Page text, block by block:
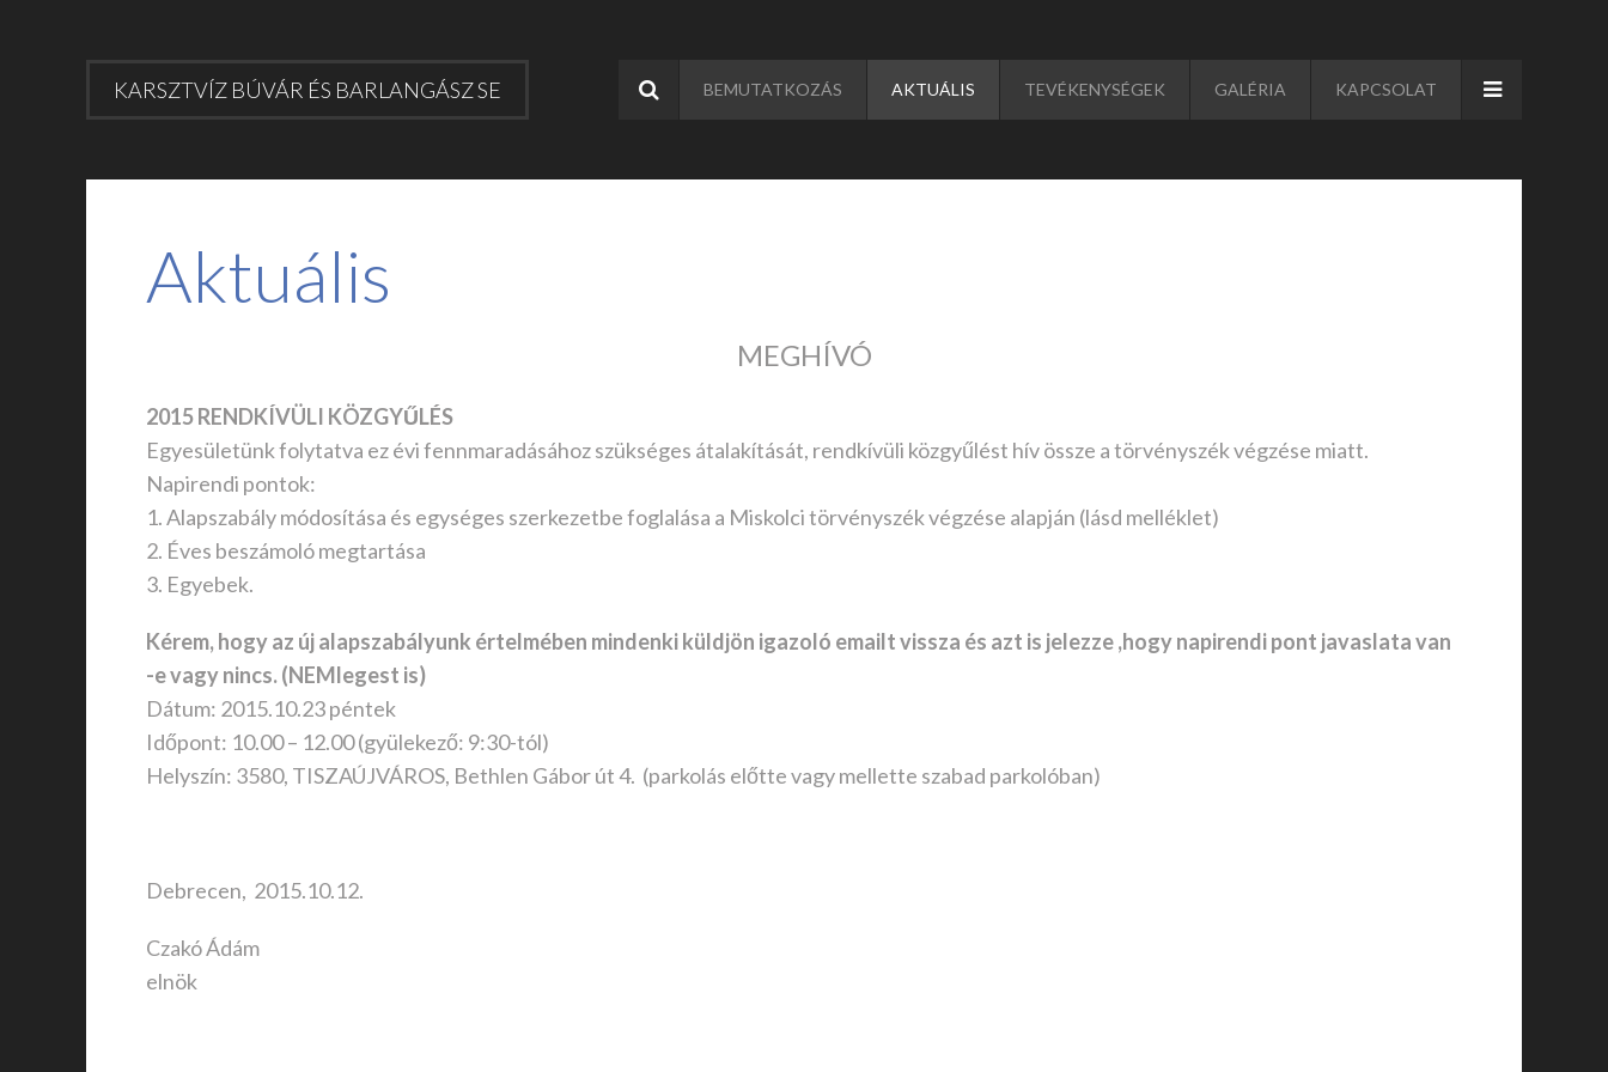
KARSZTVÍZ BÚVÁR ÉS BARLANGÁSZ SE BEMUTATKOZÁS AKTUÁLIS TEVÉKENYSÉGEK GALÉRIA KAPCSOLAT
Aktuális
MEGHÍVÓ
2015 RENDKÍVÜLI KÖZGYŰLÉS
Egyesületünk folytatva ez évi fennmaradásához szükséges átalakítását, rendkívüli közgyűlést hív össze a törvényszék végzése miatt.
Napirendi pontok:
1. Alapszabály módosítása és egységes szerkezetbe foglalása a Miskolci törvényszék végzése alapján (lásd melléklet)
2. Éves beszámoló megtartása
3. Egyebek.
Kérem, hogy az új alapszabályunk értelmében mindenki küldjön igazoló emailt vissza és azt is jelezze ,hogy napirendi pont javaslata van
-e vagy nincs. (NEMlegest is)
Dátum: 2015.10.23 péntek
Időpont: 10.00 – 12.00 (gyülekező: 9:30-tól)
Helyszín: 3580, TISZAÚJVÁROS, Bethlen Gábor út 4. (parkolás előtte vagy mellette szabad parkolóban)
Debrecen, 2015.10.12.
Czakó Ádám
elnök